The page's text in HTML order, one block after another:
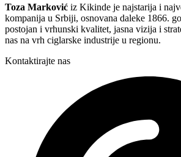
Toza Marković iz Kikinde je najstarija i
kompanija u Srbiji, osnovana daleke 1866.
postojan i vrhunski kvalitet, jasna vizija i
nas na vrh ciglarske industrije u regionu.
Kontaktirajte nas